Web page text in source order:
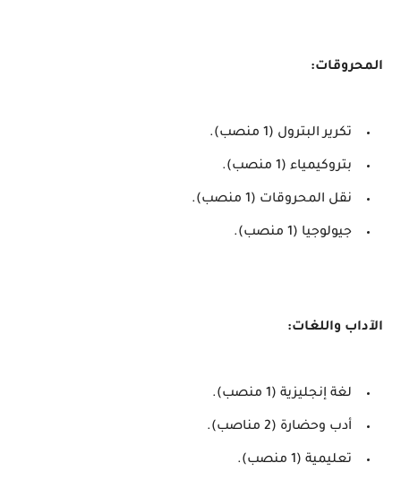
المحروقات:
تكرير البترول (1 منصب).
بتروكيمياء (1 منصب).
نقل المحروقات (1 منصب).
جيولوجيا (1 منصب).
الآداب واللغات:
لغة إنجليزية (1 منصب).
أدب وحضارة (2 مناصب).
تعليمية (1 منصب).